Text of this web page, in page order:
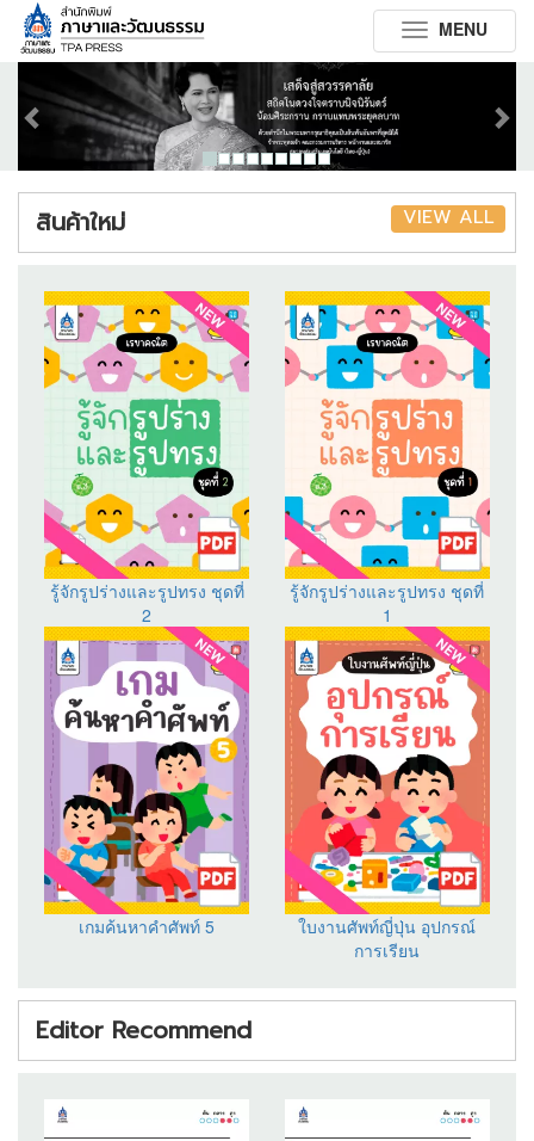
Toggle
navigation
MENU
Previous
สินค้าใหม่ VIEW ALL
รู้จักรูปร่างและรูปทรง ชุดที่
2
รู้จักรูปร่างและรูปทรง ชุดที่
1
เกมค้นหาคำศัพท์ 5
ใบงานศัพท์ญี่ปุ่น อุปกรณ์
การเรียน
Editor Recommend